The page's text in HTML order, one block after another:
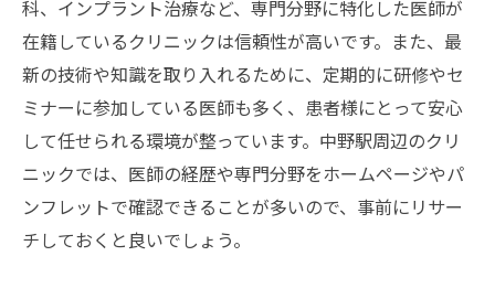
歯医者の予約方法中野駅付近のオンラインと電
話の利便性
オンライン予約のステップバイステップ
電話予約のコツと注意点
予約システムの使いやすさ
オンライン予約と電話予約の比較
予約確認の方法
科、インプラント治療など、専門分野に特化した医師が
在籍しているクリニックは信頼性が高いです。また、最
新の技術や知識を取り入れるために、定期的に研修やセ
ミナーに参加している医師も多く、患者様にとって安心
して任せられる環境が整っています。中野駅周辺のクリ
ニックでは、医師の経歴や専門分野をホームページやパ
ンフレットで確認できることが多いので、事前にリサー
チしておくと良いでしょう。